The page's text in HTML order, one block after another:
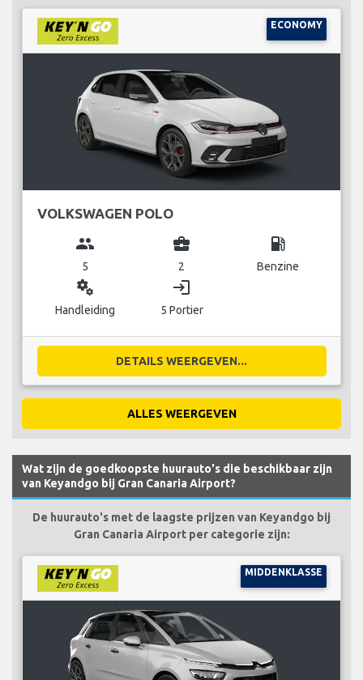
ECONOMY
VOLKSWAGEN POLO
group
5
business_center
2
local_gas_station
Benzine
miscellaneous_services
Handleiding
login
5 Portier
DETAILS WEERGEVEN...
ALLES WEERGEVEN
Wat zijn de goedkoopste huurauto's die beschikbaar zijn
van Keyandgo bij Gran Canaria Airport?
De huurauto's met de laagste prijzen van Keyandgo bij
Gran Canaria Airport per categorie zijn:
MIDDENKLASSE